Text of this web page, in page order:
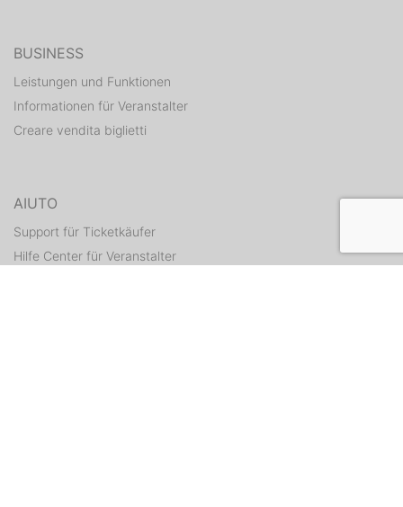
BUSINESS
Leistungen und Funktionen
Informationen für Veranstalter
Creare vendita biglietti
AIUTO
Support für Ticketkäufer
Hilfe Center für Veranstalter